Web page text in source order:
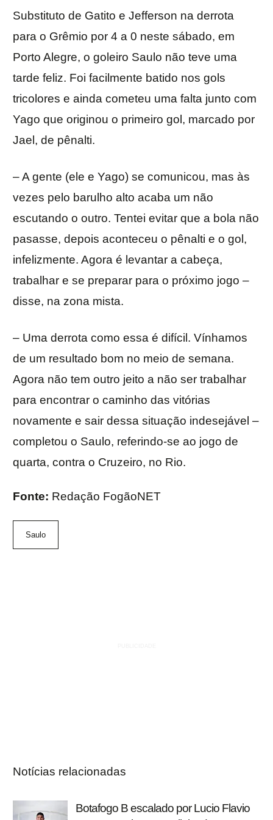
Substituto de Gatito e Jefferson na derrota
para o Grêmio por 4 a 0 neste sábado, em
Porto Alegre, o goleiro Saulo não teve uma
tarde feliz. Foi facilmente batido nos gols
tricolores e ainda cometeu uma falta junto com
Yago que originou o primeiro gol, marcado por
Jael, de pênalti.
– A gente (ele e Yago) se comunicou, mas às
vezes pelo barulho alto acaba um não
escutando o outro. Tentei evitar que a bola não
pasasse, depois aconteceu o pênalti e o gol,
infelizmente. Agora é levantar a cabeça,
trabalhar e se preparar para o próximo jogo –
disse, na zona mista.
– Uma derrota como essa é difícil. Vínhamos
de um resultado bom no meio de semana.
Agora não tem outro jeito a não ser trabalhar
para encontrar o caminho das vitórias
novamente e sair dessa situação indesejável –
completou o Saulo, referindo-se ao jogo de
quarta, contra o Cruzeiro, no Rio.
Fonte: Redação FogãoNET
Saulo
Notícias relacionadas
Botafogo B escalado por Lucio Flavio